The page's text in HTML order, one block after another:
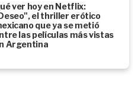
ver hoy en Netflix:
el thriller erótico
que ya se metió
las películas más vistas
Argentina